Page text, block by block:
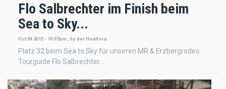
Flo Salbrechter im Finish beim
Sea to Sky...
Oct 04 2015 - 10:07pm byder Hoatfora
Platz 32 beim Sea to Sky für unseren MR & Erzbergrodeo
Tourguide Flo Salbrechter...